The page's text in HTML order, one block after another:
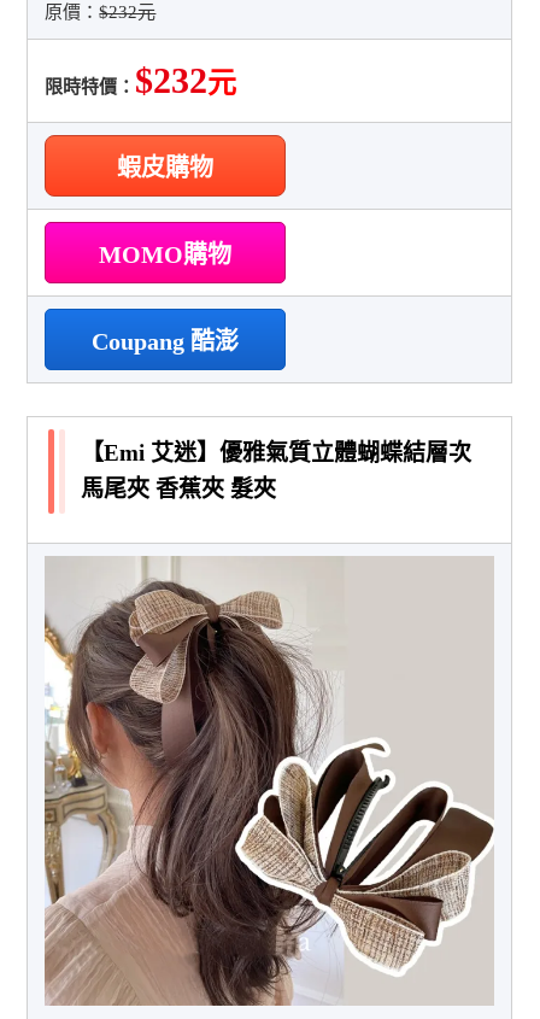
原價：$232元
限時特價： $232元
蝦皮購物
MOMO購物
Coupang 酷澎
【Emi 艾迷】優雅氣質立體蝴蝶結層次
馬尾夾 香蕉夾 髮夾